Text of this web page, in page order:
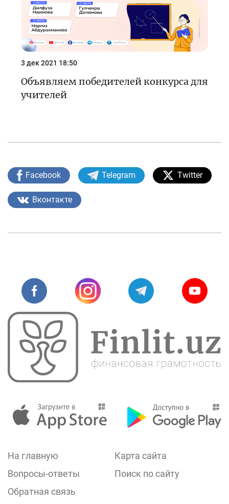
3 дек 2021 18:50
Объявляем победителей конкурса для
учителей
Facebook Telegram Twitter
Вконтакте
На главную
Карта сайта
Вопросы-ответы
Поиск по сайту
Обратная связь